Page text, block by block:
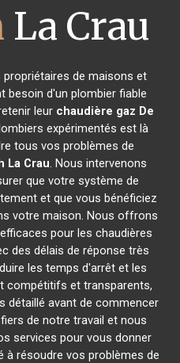
La Crau
propriétaires de maisons et
besoin d'un plombier fiable
leur chaudière gaz De
expérimentés est là
tous vos problèmes de
La Crau. Nous intervenons
que votre système de
et que vous bénéficiez
votre maison. Nous offrons
pour les chaudières
des délais de réponse très
les temps d'arrêt et les
compétitifs et transparents,
détaillé avant de commencer
de notre travail et nous
services pour vous donner
à résoudre vos problèmes de